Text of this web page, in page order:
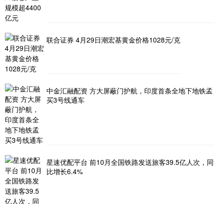
联合证券 4月29日潮宏基黄金价格1028元/克
中金汇融配资 方大屏蔽门护航，印度首条全地下地铁孟
买3号线通车
星速优配平台 前10月全国铁路发送旅客39.5亿人次，同
比增长6.4%